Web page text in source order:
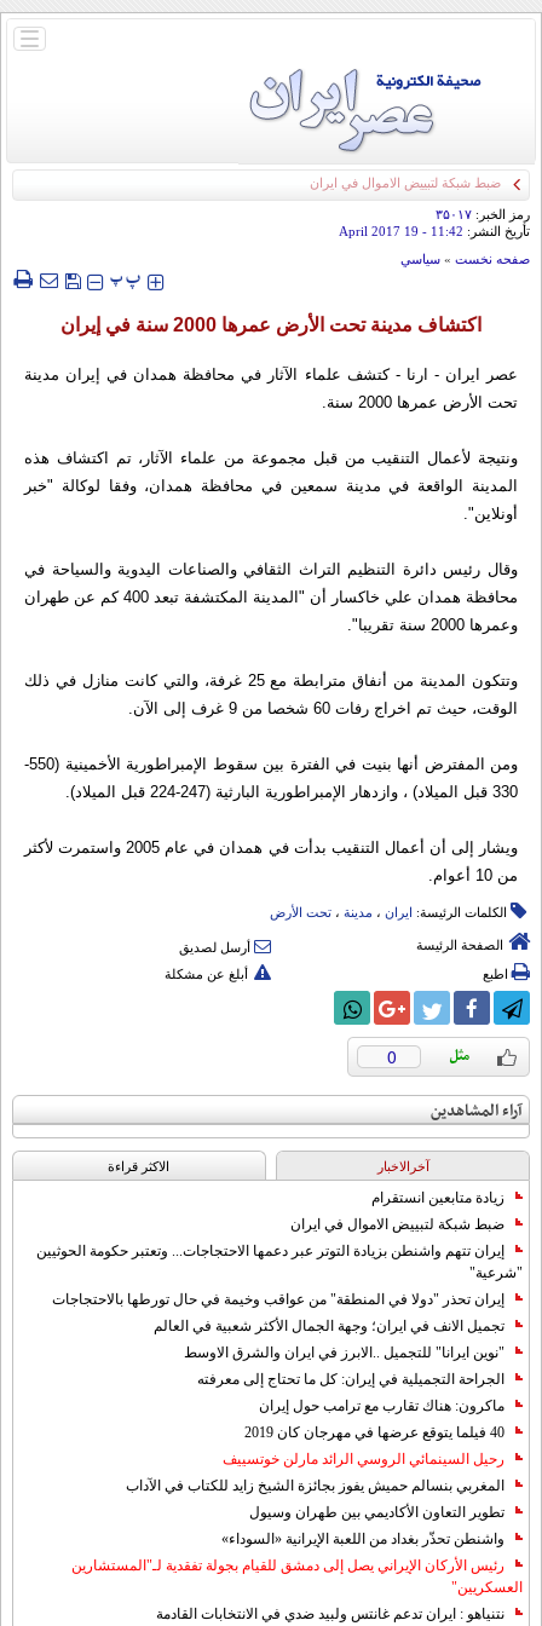
باز
ضبط شبكة لتبييض الاموال في ايران
رمز الخبر: ۳۵۰۱۷
تأريخ النشر: 11:42
- 19 April 2017
صفحه نخست » سياسي
‍‍‍ پپ
اكتشاف مدينة تحت الأرض عمرها 2000 سنة في إيران
عصر ايران - ارنا - كتشف علماء الآثار في محافظة همدان في إيران مدينة
تحت الأرض عمرها 2000 سنة.
ونتيجة لأعمال التنقيب من قبل مجموعة من علماء الآثار، تم اكتشاف هذه
المدينة الواقعة في مدينة سمعين في محافظة همدان، وفقا لوكالة "خبر
أونلاين".
وقال رئيس دائرة التنظيم التراث الثقافي والصناعات اليدوية والسياحة في
محافظة همدان علي خاكسار أن "المدينة المكتشفة تبعد 400 كم عن طهران
وعمرها 2000 سنة تقريبا".
وتتكون المدينة من أنفاق مترابطة مع 25 غرفة، والتي كانت منازل في ذلك
الوقت، حيث تم اخراج رفات 60 شخصا من 9 غرف إلى الآن.
ومن المفترض أنها بنيت في الفترة بين سقوط الإمبراطورية الأخمينية (550-
330 قبل الميلاد) ، وازدهار الإمبراطورية البارثية (247-224 قبل الميلاد).
ويشار إلى أن أعمال التنقيب بدأت في همدان في عام 2005 واستمرت لأكثر
من 10 أعوام.
الكلمات الرئيسة: ایران ، مدینة ، تحت الأرض
الصفحة الرئيسة
أرسل لصديق
اطبع
أبلغ عن مشكلة
0
آراء المشاهدين
آخرالاخبار الاکثر قراءة
زيادة متابعين انستقرام
ضبط شبكة لتبييض الاموال في ايران
إيران تتهم واشنطن بزيادة التوتر عبر دعمها الاحتجاجات... وتعتبر حكومة الحوثيين
"شرعية"
إيران تحذر "دولا في المنطقة" من عواقب وخيمة في حال تورطها بالاحتجاجات
تجميل الانف في ايران؛ وجهة الجمال الأكثر شعبية في العالم
"نوين ايرانا" للتجميل ..الابرز في ايران والشرق الاوسط
الجراحة التجميلية في إيران: كل ما تحتاج إلى معرفته
ماكرون: هناك تقارب مع ترامب حول إيران
40 فيلما يتوقع عرضها في مهرجان كان 2019
رحيل السينمائي الروسي الرائد مارلن خوتسييف
المغربي بنسالم حميش يفوز بجائزة الشيخ زايد للكتاب في الآداب
تطوير التعاون الأكاديمي بين طهران وسيول
واشنطن تحذّر بغداد من اللعبة الإيرانية «السوداء»
رئيس الأركان الإيراني يصل إلى دمشق للقيام بجولة تفقدية لـ"المستشارين
العسكريين"
نتنياهو : ايران تدعم غانتس ولبيد ضدي في الانتخابات القادمة